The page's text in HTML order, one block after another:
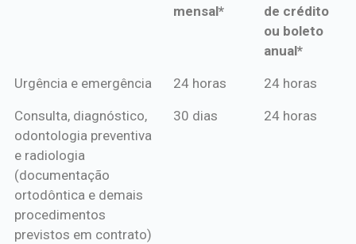
mensal*
de crédito
ou boleto
anual*
*Procedimentos Amil
*Pagamento
mensal*
*Pagamento
de crédito
Urgência e emergência 24 horas 24 horas
Consulta, diagnóstico,
odontologia preventiva
e radiologia
(documentação
ortodôntica e demais
procedimentos
previstos em contrato)
30 dias 24 horas